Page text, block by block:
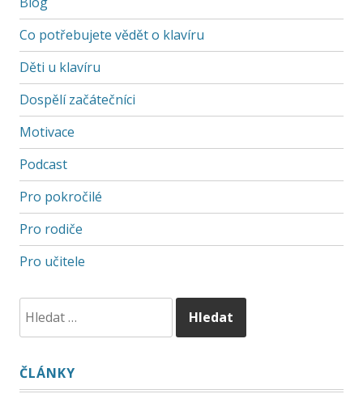
Co potřebujete vědět o klavíru
Děti u klavíru
Dospělí začátečníci
Motivace
Podcast
Pro pokročilé
Pro rodiče
Pro učitele
ČLÁNKY